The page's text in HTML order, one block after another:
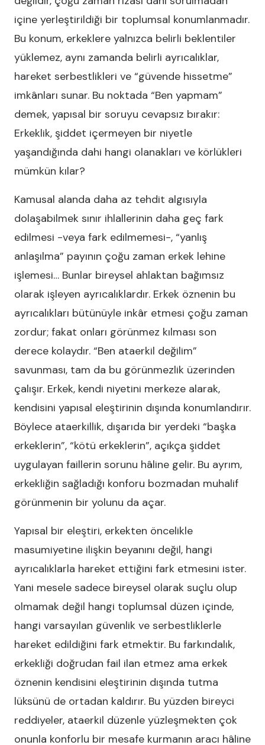
içine yerleştirildiği bir toplumsal konumlanmadır.
Bu konum, erkeklere yalnızca belirli beklentiler
yüklemez, aynı zamanda belirli ayrıcalıklar,
hareket serbestlikleri ve “güvende hissetme”
imkânları sunar. Bu noktada “Ben yapmam”
demek, yapısal bir soruyu cevapsız bırakır:
Erkeklik, şiddet içermeyen bir niyetle
yaşandığında dahi hangi olanakları ve körlükleri
mümkün kılar?
Kamusal alanda daha az tehdit algısıyla
dolaşabilmek sınır ihlallerinin daha geç fark
edilmesi -veya fark edilmemesi-, “yanlış
anlaşılma” payının çoğu zaman erkek lehine
işlemesi… Bunlar bireysel ahlaktan bağımsız
olarak işleyen ayrıcalıklardır. Erkek öznenin bu
ayrıcalıkları bütünüyle inkâr etmesi çoğu zaman
zordur; fakat onları görünmez kılması son
derece kolaydır. “Ben ataerkil değilim”
savunması, tam da bu görünmezlik üzerinden
çalışır. Erkek, kendi niyetini merkeze alarak,
kendisini yapısal eleştirinin dışında konumlandırır.
Böylece ataerkillik, dışarıda bir yerdeki “başka
erkeklerin”, “kötü erkeklerin”, açıkça şiddet
uygulayan faillerin sorunu hâline gelir. Bu ayrım,
erkekliğin sağladığı konforu bozmadan muhalif
görünmenin bir yolunu da açar.
Yapısal bir eleştiri, erkekten öncelikle
masumiyetine ilişkin beyanını değil, hangi
ayrıcalıklarla hareket ettiğini fark etmesini ister.
Yani mesele sadece bireysel olarak suçlu olup
olmamak değil hangi toplumsal düzen içinde,
hangi varsayılan güvenlik ve serbestliklerle
hareket edildiğini fark etmektir. Bu farkındalık,
erkekliği doğrudan fail ilan etmez ama erkek
öznenin kendisini eleştirinin dışında tutma
lüksünü de ortadan kaldırır. Bu yüzden bireyci
reddiyeler, ataerkil düzenle yüzleşmekten çok
onunla konforlu bir mesafe kurmanın aracı hâline